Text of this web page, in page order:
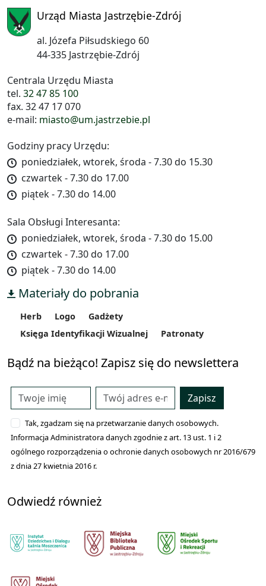
Urząd Miasta Jastrzębie-Zdrój
al. Józefa Piłsudskiego 60
44-335 Jastrzębie-Zdrój
Centrala Urzędu Miasta
tel. 32 47 85 100
fax. 32 47 17 070
e-mail: miasto@um.jastrzebie.pl
Godziny pracy Urzędu:
poniedziałek, wtorek, środa - 7.30 do 15.30
czwartek - 7.30 do 17.00
piątek - 7.30 do 14.00
Sala Obsługi Interesanta:
poniedziałek, wtorek, środa - 7.30 do 15.00
czwartek - 7.30 do 17.00
piątek - 7.30 do 14.00
Materiały do pobrania
Herb Logo
Gadżety
Księga Identyfikacji Wizualnej
Patronaty
Bądź na bieżąco! Zapisz się do newslettera
Zapisz
Tak, zgadzam się na przetwarzanie danych osobowych.
Informacja Administratora danych zgodnie z art. 13 ust. 1 i 2
ogólnego rozporządzenia o ochronie danych osobowych nr 2016/679
z dnia 27 kwietnia 2016 r.
Odwiedź również